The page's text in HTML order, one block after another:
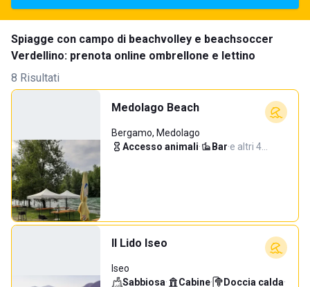
Spiagge con campo di beachvolley e beachsoccer
Verdellino: prenota online ombrellone e lettino
8 Risultati
Medolago Beach
Bergamo, Medolago
Accesso animali· Bar·e altri 4…
Il Lido Iseo
Iseo
Sabbiosa· Cabine· Doccia calda·